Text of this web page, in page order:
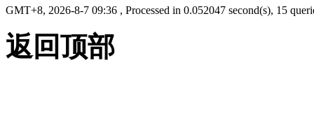
GMT+8, 2026-8-7 09:36 , Processed in 0.052047 second(s), 15
返回顶部